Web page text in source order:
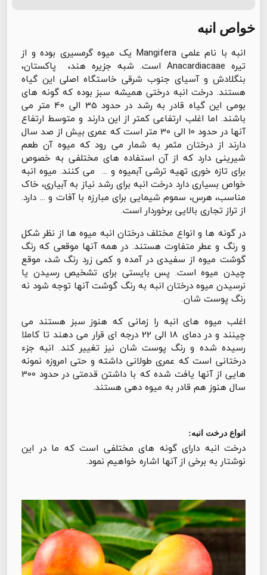
خواص انبه
انبه با نام علمی Mangifera یک میوه گرمسیری بوده و از
تیره Anacardiacaae است. شبه جزیره هند، پاکستان،
بنگلادش و آسیای جنوب شرقی خاستگاه اصلی این گیاه
هستند. درخت انبه درختی همیشه سبز بوده که گونه های
بومی این گیاه قادر به رشد در حدود 35 الی 40 متر می
باشند. اما اغلب ارتفاعی کمتر از این دارند و متوسط ارتفاع
آنها در حدود 10 الی 30 متر است که عمری بیش از صد سال
دارند از درختان مثمر به شمار می رود که میوه آن طعم
شیرینی دارد که از آن استفاده های مختلفی به خصوص
برای تازه خوری تهیه ترشی آبمیوه و ... می کنند. میوه انبه
خواص بسیاری دارد درخت انبه برای رشد نیاز به آبیاری، خاک
مناسب، هرس، سموم شیمایی برای مبارزه با آفات و ... دارد.
از تراز تجاری بالایی برخوردار است.
در گونه ها و انواع مختلف درختان انبه میوه ها از نظر شکل
و رنگ و عطر متفاوت هستند. در همه آنها موقعی که رنگ
گوشت میوه از سفیدی در آمده و کمی زرد رنگ شد، موقع
چیدن میوه است. پس بایستی برای تشخیص رسیدن یا
نرسیدن میوه درختان انبه به رنگ گوشت آنها توجه شود نه
رنگ پوست شان.
اغلب میوه های انبه را زمانی که هنوز سبز هستند می
چینند و در دمای 18 الی 22 درجه ای قرار می دهند تا کاملا
رسیده شده و رنگ پوست شان نیز تغییر کند. انبه جزء
درختانی است که عمری طولانی داشته و حتی امروزه نمونه
هایی از آنها یافت شده که با داشتن قدمتی در حدود 300
سال هنوز هم قادر به میوه دهی هستند.
انواع درخت انبه:
درخت انبه دارای گونه های مختلفی است که ما در این
نوشتار به برخی از آنها اشاره خواهیم نمود.